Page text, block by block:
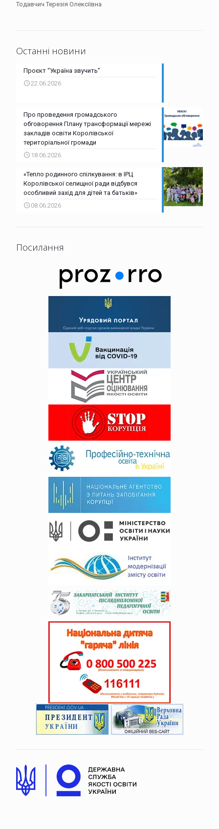
Тодавчич Терезія Олексіївна
Останні новини
Проєкт “Україна звучить”
22.06.2026
Про проведення громадського
обговорення Плану трансформації мережі
закладів освіти Королівської
територіальної громади
18.06.2026
«Тепло родинного спілкування: в ІРЦ
Королівської селищної ради відбувся
особливий захід для дітей та батьків»
08.06.2026
Посилання